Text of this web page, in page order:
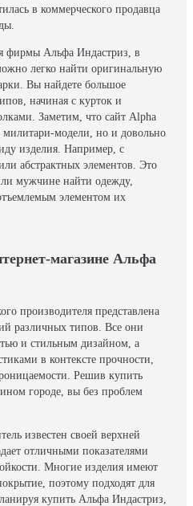
в коммерческого продавца
фирмы Альфа Индастриз, в
легко найти оригинальную
Вы найдете большое
начиная с курток и
Заметим, что сайт Alpha
милитари-модели, но и довольно
изделия. Например, с
абстрактных элементов. Это
мужчине найти одежду,
элементом их
магазине Альфа
производителя представлена
различных типов. Все они
и стильным дизайном, а
в контексте прочности,
Решив купить
городе, вы без проблем
известен своей верхней
отличными показателями
Многие изделия имеют
поэтому подходят для
купить Альфа Индастриз,